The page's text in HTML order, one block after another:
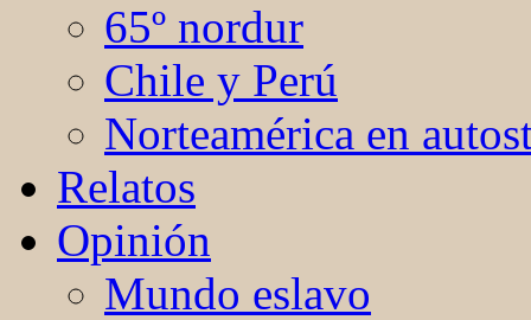
65º nordur
Chile y Perú
Norteamérica en
Relatos
Opinión
Mundo eslavo